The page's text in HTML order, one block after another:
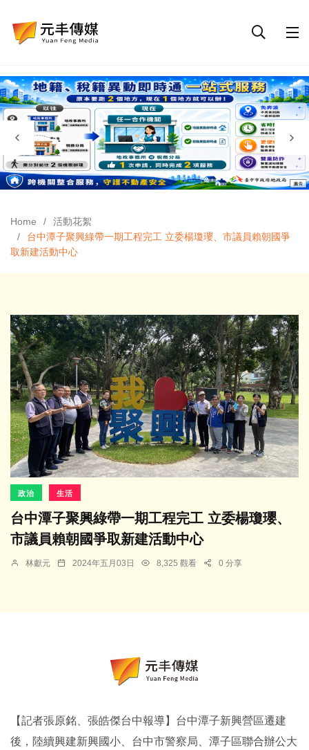
Home
活動花絮
台中潭子聚興綠帶一期工程完工 立委楊瓊瓔、市議員賴朝國爭
取新建活動中心
政治 生活
台中潭子聚興綠帶一期工程完工 立委楊瓊瓔、
市議員賴朝國爭取新建活動中心
林獻元 2024年五月03日 8,325 觀看 0 分享
【記者張原銘、張皓傑台中報導】台中潭子新興營區遷建
後，陸續興建新興國小、台中市警察局、潭子區聯合辦公大